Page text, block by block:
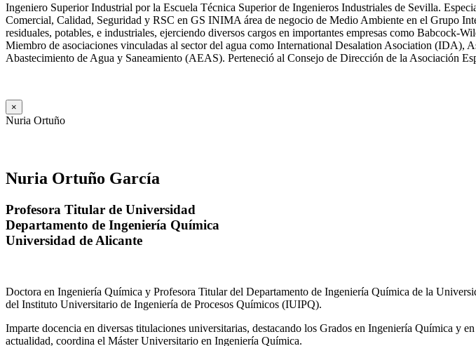
Ingeniero Superior Industrial por la Escuela Técnica Superior de Ingenieros Industriales de Sevilla.
Comercial, Calidad, Seguridad y RSC en GS INIMA área de negocio de Medio Ambiente en el Grupo
residuales, potables, e industriales, ejerciendo diversos cargos en importantes empresas como
Miembro de asociaciones vinculadas al sector del agua como International Desalation Asociation
Abastecimiento de Agua y Saneamiento (AEAS). Perteneció al Consejo de Dirección de la Asociación
×
Nuria Ortuño
Nuria Ortuño García
Profesora Titular de Universidad
Departamento de Ingeniería Química
Universidad de Alicante
Doctora en Ingeniería Química y Profesora Titular del Departamento de Ingeniería Química de la
del Instituto Universitario de Ingeniería de Procesos Químicos (IUIPQ).
Imparte docencia en diversas titulaciones universitarias, destacando los Grados en Ingeniería Química
actualidad, coordina el Máster Universitario en Ingeniería Química.